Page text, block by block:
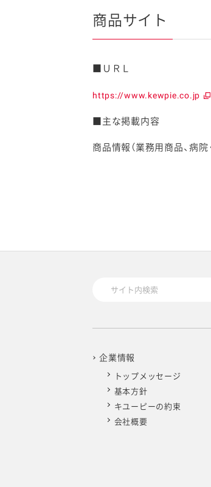
商品サイト
■ＵＲＬ
https://www.kewpie.co.jp
■主な掲載内容
商品情報（業務用商品、病
企業情報
トップメッセージ
基本方針
キユーピーの約束
会社概要